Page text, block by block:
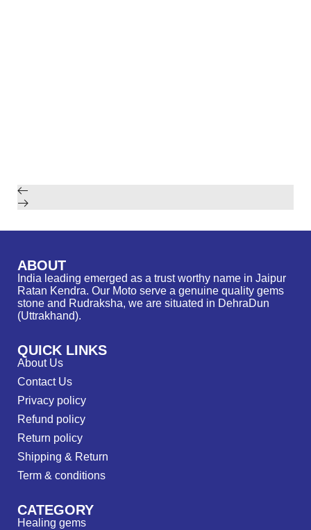
ABOUT
India leading emerged as a trust worthy name in Jaipur
Ratan Kendra. Our Moto serve a genuine quality gems
stone and Rudraksha, we are situated in DehraDun
(Uttrakhand).
QUICK LINKS
About Us
Contact Us
Privacy policy
Refund policy
Return policy
Shipping & Return
Term & conditions
CATEGORY
Healing gems